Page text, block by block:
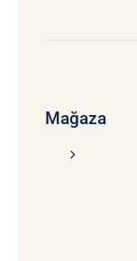
Mağaza